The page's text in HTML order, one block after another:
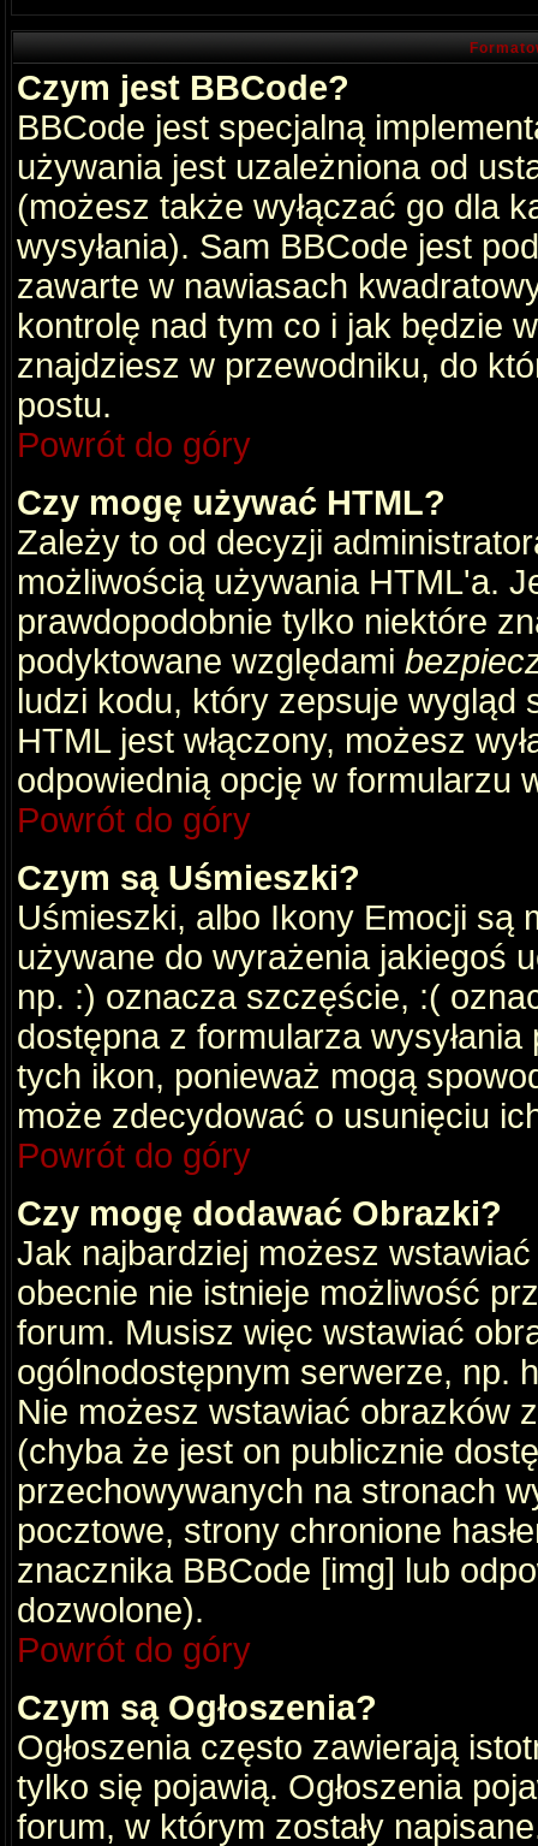
Czym jest BBCode?
BBCode jest specjalną
używania jest uzależniona od
(możesz także wyłączać go dla
wysyłania). Sam BBCode jest
zawarte w nawiasach
kontrolę nad tym co i jak będzie
znajdziesz w przewodniku, do
postu.
Powrót do góry
Czy mogę używać HTML?
Zależy to od decyzji
możliwością używania HTML'a.
prawdopodobnie tylko niektóre
podyktowane względami
ludzi kodu, który zepsuje wygląd
HTML jest włączony, możesz
odpowiednią opcję w formularzu
Powrót do góry
Czym są Uśmieszki?
Uśmieszki, albo Ikony Emocji są
używane do wyrażenia jakiegoś
np. :) oznacza szczęście, :(
dostępna z formularza
tych ikon, ponieważ mogą
może zdecydować o usunięciu
Powrót do góry
Czy mogę dodawać Obrazki?
Jak najbardziej możesz
obecnie nie istnieje możliwość
forum. Musisz więc wstawiać
ogólnodostępnym serwerze, np.
Nie możesz wstawiać obrazków
(chyba że jest on publicznie
przechowywanych na stronach
pocztowe, strony chronione
znacznika BBCode [img] lub
dozwolone).
Powrót do góry
Czym są Ogłoszenia?
Ogłoszenia często zawierają
tylko się pojawią. Ogłoszenia
forum, w którym zostały